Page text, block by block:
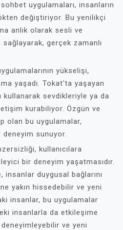
uygulamaları, insanların
değiştiriyor. Bu yenilikçi
anlık olarak sesli ve
gerçek zamanlı
yükselişi,
yaşadı. Tokat'ta yaşayan
kullanarak sevdikleriyle ya da
kurabiliyor. Özgün ve
olan bu uygulamalar,
deneyim sunuyor.
kullanıcılara
bir deneyim yaşatmasıdır.
duygusal bağlarını
yakın hissedebilir ve yeni
insanlar, bu uygulamalar
insanlarla da etkileşime
ve yeni